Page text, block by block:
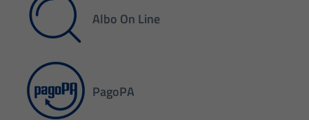
Albo On Line
PagoPA